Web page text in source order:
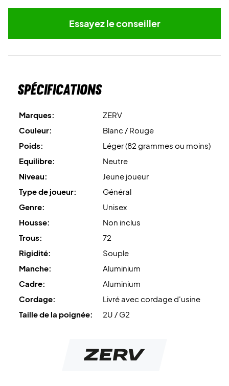
Essayez le conseiller
Spécifications
Marques:
ZERV
Couleur:
Blanc / Rouge
Poids:
Léger (82 grammes ou moins)
Equilibre:
Neutre
Niveau:
Jeune joueur
Type de joueur:
Général
Genre:
Unisex
Housse:
Non inclus
Trous:
72
Rigidité:
Souple
Manche:
Aluminium
Cadre:
Aluminium
Cordage:
Livré avec cordage d'usine
Taille de la poignée:
2U / G2